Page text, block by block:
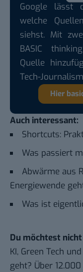
Google lässt
welche
siehst. Mit
BASIC
Quelle
Tech-
Hier
Auch interessant:
Shortcuts:
Was passiert
Abwärme aus
Energiewende
Was ist
Du möchtest
KI, Green Tech
geht? Über